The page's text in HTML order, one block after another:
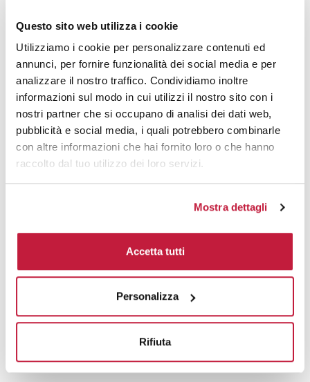
Questo sito web utilizza i cookie
Utilizziamo i cookie per personalizzare contenuti ed
annunci, per fornire funzionalità dei social media e per
analizzare il nostro traffico. Condividiamo inoltre
informazioni sul modo in cui utilizzi il nostro sito con i
nostri partner che si occupano di analisi dei dati web,
pubblicità e social media, i quali potrebbero combinarle
con altre informazioni che hai fornito loro o che hanno
raccolto dal tuo utilizzo dei loro servizi.
Mostra dettagli
Accetta tutti
Personalizza
Rifiuta
10000 € 11,03
Tecniche di stampa
Area di personalizzazione
Domande e risposte